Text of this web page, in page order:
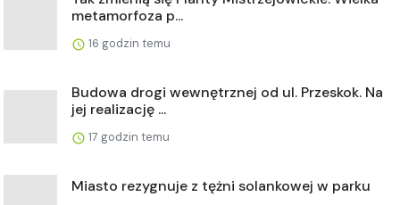
metamorfoza p...
16 godzin temu
Budowa drogi wewnętrznej od ul. Przeskok. Na
jej realizację ...
17 godzin temu
Miasto rezygnuje z tężni solankowej w parku